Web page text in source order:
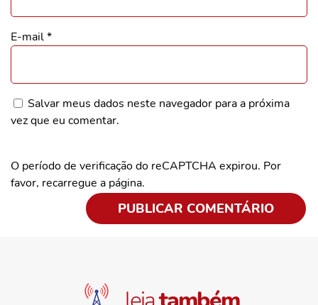
E-mail*
Salvar meus dados neste navegador para a próxima
vez que eu comentar.
O período de verificação do reCAPTCHA expirou. Por
favor, recarregue a página.